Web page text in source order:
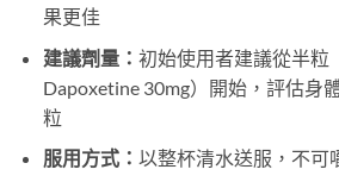
果更佳
建議劑量： 初始使用者建議從半粒
Dapoxetine 30mg）開始，評估身
粒
服用方式： 以整杯清水送服，不可